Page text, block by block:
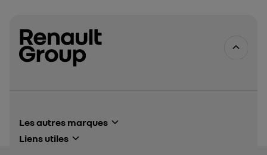
Les autres marques
Alpine Cars events
Liens utiles